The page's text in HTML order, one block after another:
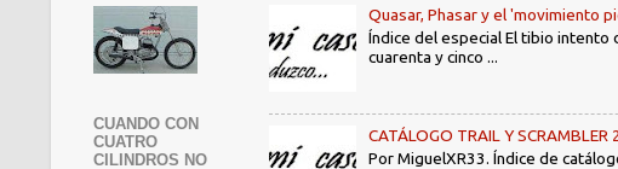
Quasar, Phasar y el 'movimiento
Índice del especial El tibio intento
cuarenta y cinco ...
CATÁLOGO TRAIL Y
Por MiguelXR33. Índice de
CUANDO CON
CUATRO
CILINDROS NO